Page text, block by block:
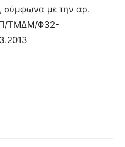
σύμφωνα με την αρ.
ΤΜΔΜ/Φ32-